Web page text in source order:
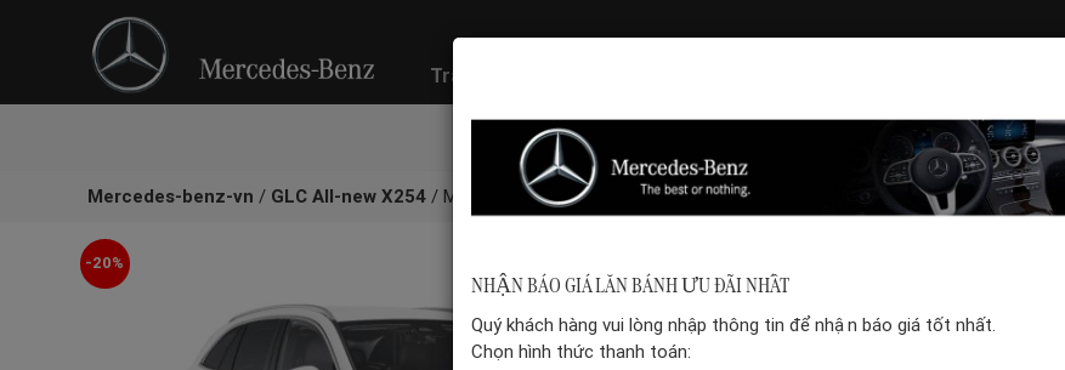
Trang chủ Bảng giá
Mercedes-benz-vn / GLC All-new X254 / Mercedes-Benz GLC 200 4MATIC X254
-20% MERCEDES-BENZ
đánh giá
NHẬN BÁO GIÁ LĂN BÁNH ƯU ĐÃI NHẤT
Quý khách hàng vui lòng nhập thông tin để nhận báo giá tốt nhất.
Chọn hình thức thanh toán: